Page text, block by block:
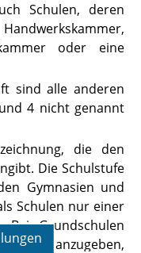
Schulen, deren
oder eine
sind alle anderen
4 nicht genannt
die den
Die Schulstufe
Gymnasien und
Schulen nur einer
Bei Grundschulen
anzugeben,